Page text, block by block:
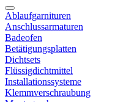
Ablaufgarnituren
Anschlussarmaturen
Badeofen
Betätigungsplatten
Dichtsets
Flüssigdichtmittel
Installationssysteme
Klemmverschraubung